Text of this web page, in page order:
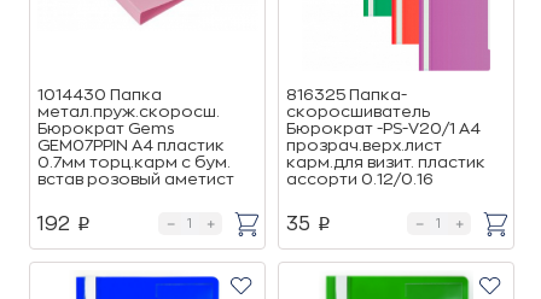
1014430 Папка
метал.пруж.скоросш.
Бюрократ Gems
GEM07PPIN A4 пластик
0.7мм торц.карм с бум.
встав розовый аметист
192 p
816325 Папка-
скоросшиватель
Бюрократ -PS-V20/1 A4
прозрач.верх.лист
карм.для визит. пластик
ассорти 0.12/0.16
35 p